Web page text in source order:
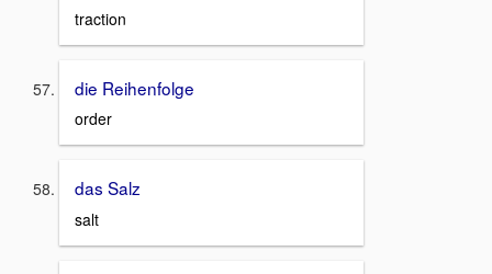
traction
die Reihenfolge
order
das Salz
salt